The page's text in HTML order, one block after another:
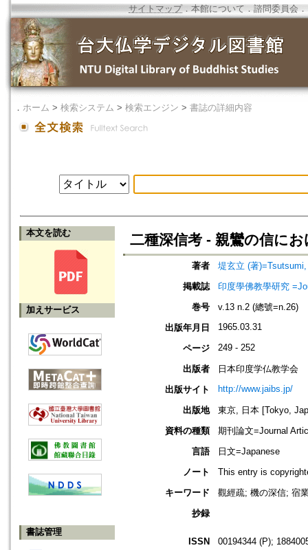
サイトマップ．本館について ． 諮問委員会 ．
． ホーム > 検索システム > 検索エンジン > 書誌の詳細内容
本文を読む
加えサービス
書誌管理
二種深信考 - 親鸞の信に
著者
堤玄立 (著
掲載誌
印度學佛教學研究
巻号
v.13 n.2 (總號=n.26)
出版年月日
1965.03.31
ページ 249 - 252
出版者
日本印度学仏教学会
出版サイト
http://www.jaibs.jp/
出版地
東京, 日本 [Tokyo,
資料の種類
期刊論文=Journal
言語
日文=Japanese
ノート
This entry is
キーワード
觀經疏; 機の深信; 宿
抄録
ISSN
00194344 (P);